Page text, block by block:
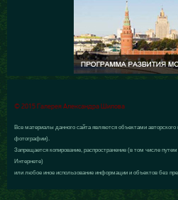
© 2015 Галерея Александра Шилова
Все материалы данного сайта являются объектами
фотографии).
Запрещается копирование, распространение (в том числе
Интернете)
или любое иное использование информации и объектов без